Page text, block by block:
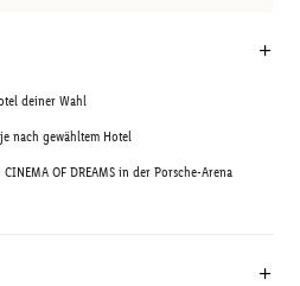
deiner Wahl
nach gewähltem Hotel
OF DREAMS in der Porsche-Arena